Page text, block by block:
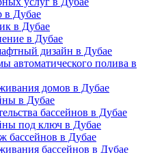
в Дубае
в Дубае
в Дубае
дизайн в Дубае
автоматического полива в
домов в Дубае
в Дубае
бассейнов в Дубае
под ключ в Дубае
бассейнов в Дубае
бассейнов в Дубае